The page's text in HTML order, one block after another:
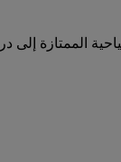
الممتازة إلى